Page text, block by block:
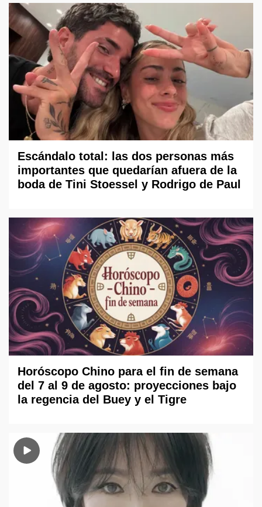
Escándalo total: las dos personas más
importantes que quedarían afuera de la
boda de Tini Stoessel y Rodrigo de Paul
Horóscopo Chino para el fin de semana
del 7 al 9 de agosto: proyecciones bajo
la regencia del Buey y el Tigre